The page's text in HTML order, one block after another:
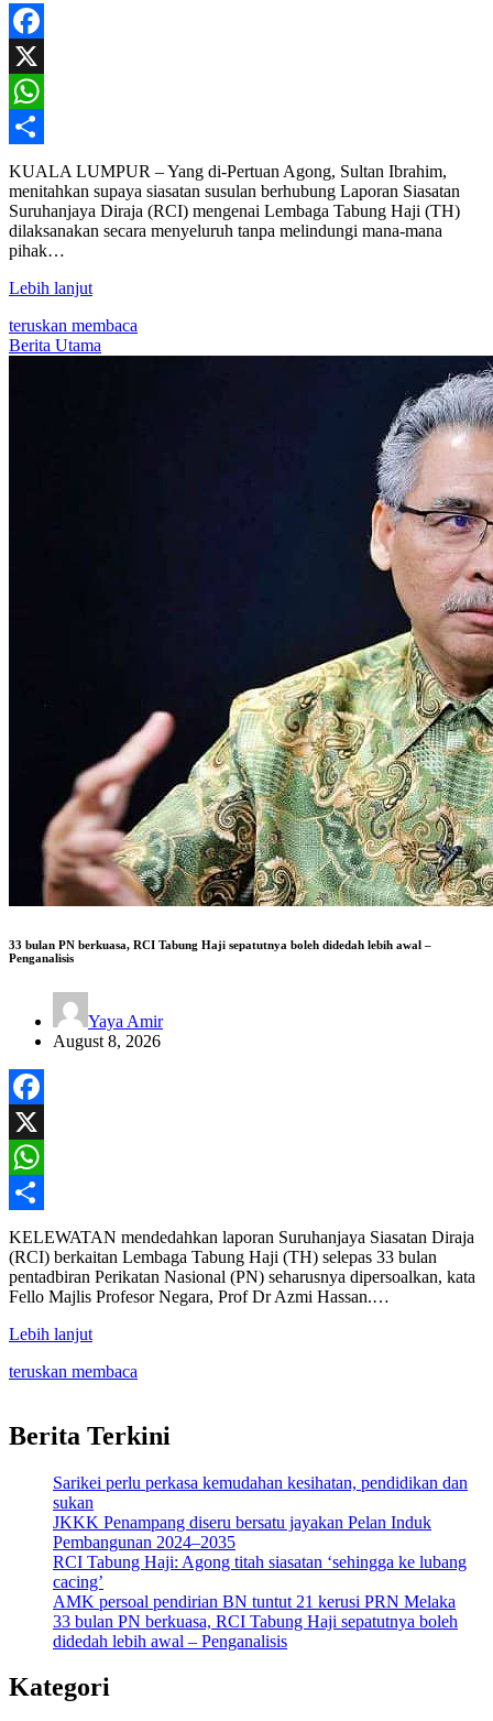
Facebook
X
WhatsApp
Share
KUALA LUMPUR – Yang di-Pertuan Agong, Sultan Ibrahim,
menitahkan supaya siasatan susulan berhubung Laporan Siasatan
Suruhanjaya Diraja (RCI) mengenai Lembaga Tabung Haji (TH)
dilaksanakan secara menyeluruh tanpa melindungi mana-mana
pihak…
Lebih lanjut
teruskan membaca
Berita Utama
33 bulan PN berkuasa, RCI Tabung Haji sepatutnya boleh didedah lebih awal –
Penganalisis
Yaya Amir
August 8, 2026
Facebook
X
WhatsApp
Share
KELEWATAN mendedahkan laporan Suruhanjaya Siasatan Diraja
(RCI) berkaitan Lembaga Tabung Haji (TH) selepas 33 bulan
pentadbiran Perikatan Nasional (PN) seharusnya dipersoalkan, kata
Fello Majlis Profesor Negara, Prof Dr Azmi Hassan.…
Lebih lanjut
teruskan membaca
Berita Terkini
Sarikei perlu perkasa kemudahan kesihatan, pendidikan dan
sukan
JKKK Penampang diseru bersatu jayakan Pelan Induk
Pembangunan 2024–2035
RCI Tabung Haji: Agong titah siasatan ‘sehingga ke lubang
cacing’
AMK persoal pendirian BN tuntut 21 kerusi PRN Melaka
33 bulan PN berkuasa, RCI Tabung Haji sepatutnya boleh
didedah lebih awal – Penganalisis
Kategori